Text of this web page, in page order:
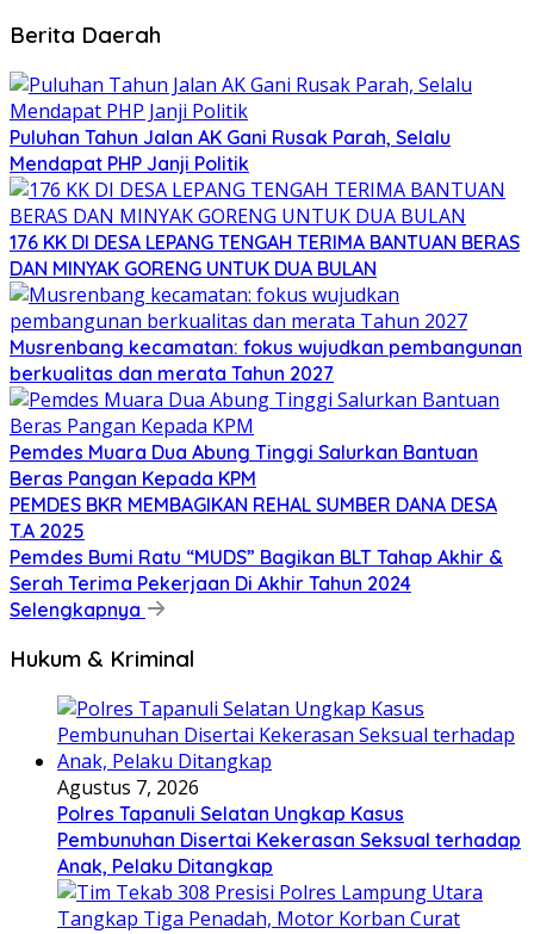
Berita Daerah
Puluhan Tahun Jalan AK Gani Rusak Parah, Selalu
Mendapat PHP Janji Politik
176 KK DI DESA LEPANG TENGAH TERIMA BANTUAN BERAS
DAN MINYAK GORENG UNTUK DUA BULAN
Musrenbang kecamatan: fokus wujudkan pembangunan
berkualitas dan merata Tahun 2027
Pemdes Muara Dua Abung Tinggi Salurkan Bantuan
Beras Pangan Kepada KPM
PEMDES BKR MEMBAGIKAN REHAL SUMBER DANA DESA
T.A 2025
Pemdes Bumi Ratu “MUDS” Bagikan BLT Tahap Akhir &
Serah Terima Pekerjaan Di Akhir Tahun 2024
Selengkapnya
Hukum & Kriminal
Agustus 7, 2026
Polres Tapanuli Selatan Ungkap Kasus
Pembunuhan Disertai Kekerasan Seksual terhadap
Anak, Pelaku Ditangkap